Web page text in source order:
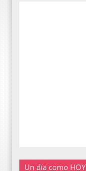
Un día como HOY